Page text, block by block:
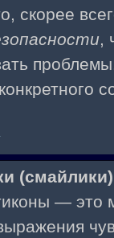
скорее
,
— это